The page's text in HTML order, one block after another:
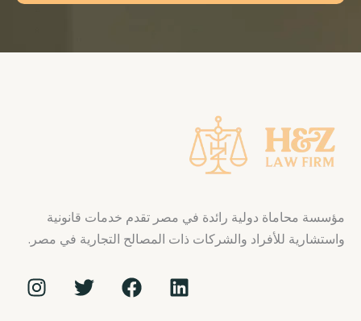
مؤسسة محاماة دولية رائدة في مصر تقدم خدمات قانونية
واستشارية للأفراد والشركات ذات المصالح التجارية في مصر.
L
i
F
a
T
w
I
n